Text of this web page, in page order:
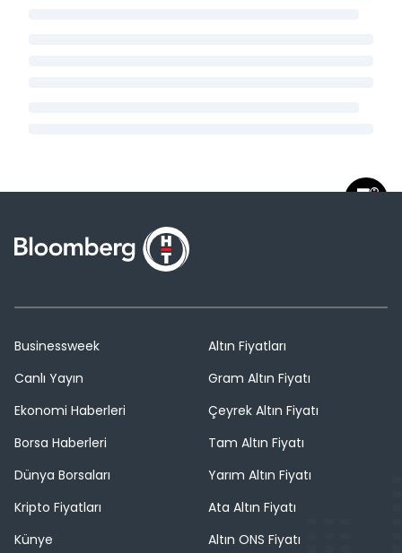
Businessweek
Canlı Yayın
Ekonomi Haberleri
Borsa Haberleri
Dünya Borsaları
Kripto Fiyatları
Künye
Altın Fiyatları
Gram Altın Fiyatı
Çeyrek Altın Fiyatı
Tam Altın Fiyatı
Yarım Altın Fiyatı
Ata Altın Fiyatı
Altın ONS Fiyatı